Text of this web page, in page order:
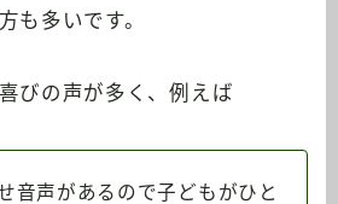
も多いです。
びの声が多く、例えば
音声があるので子どもがひと